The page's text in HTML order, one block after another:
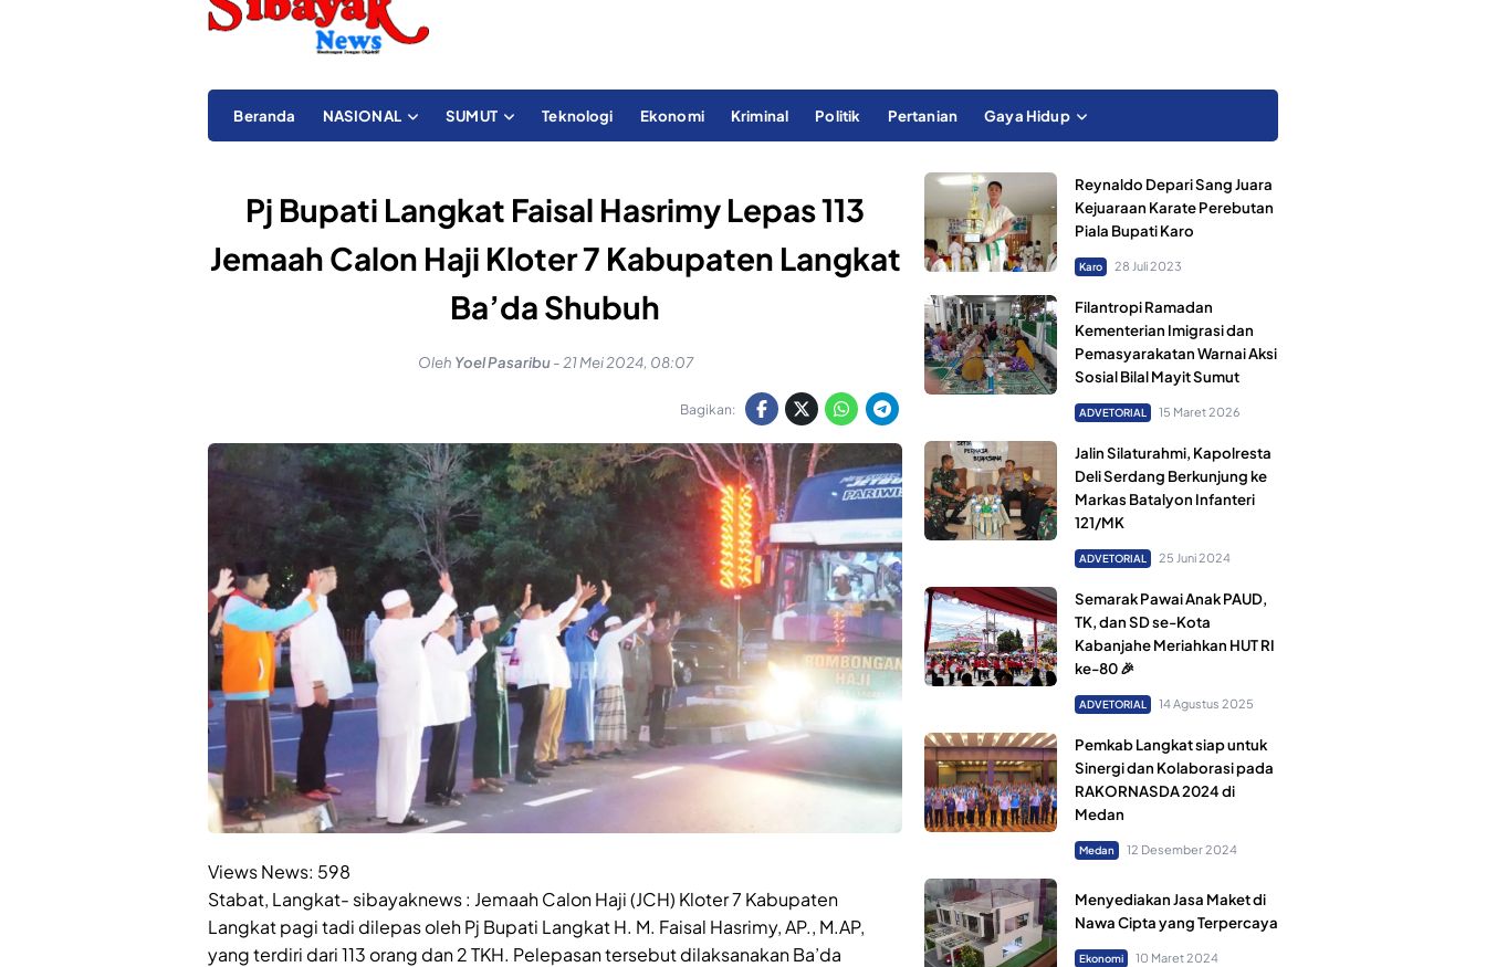
Beranda NASIONAL SUMUT Teknologi Ekonomi Kriminal Politik Pertanian Gaya Hidup
Pj Bupati Langkat Faisal Hasrimy Lepas 113
Jemaah Calon Haji Kloter 7 Kabupaten Langkat
Ba’da Shubuh
Oleh Yoel Pasaribu - 21 Mei 2024, 08:07
Bagikan:
Views News: 598
Stabat, Langkat- sibayaknews : Jemaah Calon Haji (JCH) Kloter 7 Kabupaten
Langkat pagi tadi dilepas oleh Pj Bupati Langkat H. M. Faisal Hasrimy, AP., M.AP,
yang terdiri dari 113 orang dan 2 TKH. Pelepasan tersebut dilaksanakan Ba’da
Reynaldo Depari Sang Juara
Kejuaraan Karate Perebutan
Piala Bupati Karo
Karo 28 Juli 2023
Filantropi Ramadan
Kementerian Imigrasi dan
Pemasyarakatan Warnai Aksi
Sosial Bilal Mayit Sumut
ADVETORIAL 15 Maret 2026
Jalin Silaturahmi, Kapolresta
Deli Serdang Berkunjung ke
Markas Batalyon Infanteri
121/MK
ADVETORIAL 25 Juni 2024
Semarak Pawai Anak PAUD,
TK, dan SD se-Kota
Kabanjahe Meriahkan HUT RI
ke-80 🎉
ADVETORIAL 14 Agustus 2025
Pemkab Langkat siap untuk
Sinergi dan Kolaborasi pada
RAKORNASDA 2024 di
Medan
Medan 12 Desember 2024
Menyediakan Jasa Maket di
Nawa Cipta yang Terpercaya
Ekonomi 10 Maret 2024